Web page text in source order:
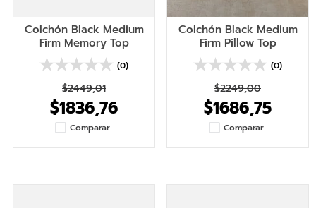
Colchón Black Medium
Firm Memory Top
(0)
$2449,01
$1836,76
Comparar
Colchón Black Medium
Firm Pillow Top
(0)
$2249,00
$1686,75
Comparar